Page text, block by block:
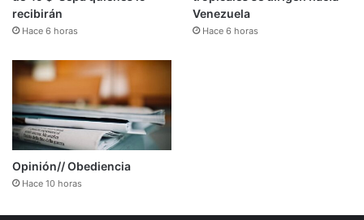
recibirán
Hace 6 horas
Venezuela
Hace 6 horas
Opinión// Obediencia
Hace 10 horas